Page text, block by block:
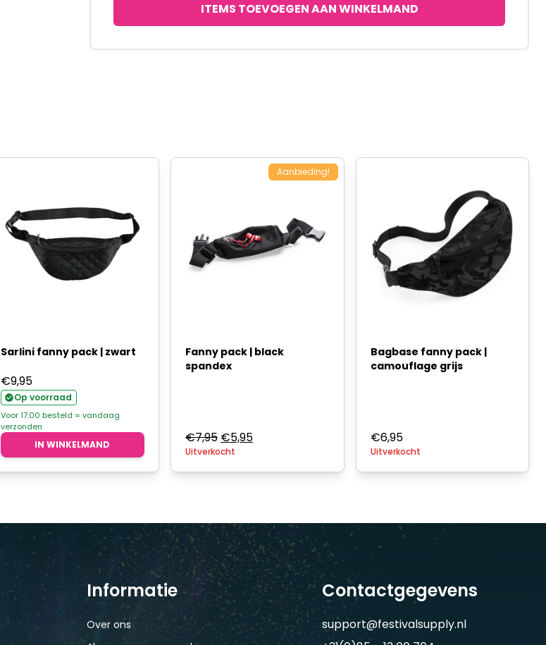
ITEMS TOEVOEGEN AAN WINKELMAND
Sarlini fanny pack | zwart
€9,95
Op voorraad
Voor 17.00 besteld = vandaag
verzonden
IN WINKELMAND
Aanbieding!
Fanny pack | black
spandex
€7,95 Oorspronkelijke
prijs
was:
€5,95Huidige
is:
Uitverkocht
Bagbase fanny pack |
camouflage grijs
€6,95
Uitverkocht
Informatie
Over ons
Contactgegevens
support@festivalsupply.nl